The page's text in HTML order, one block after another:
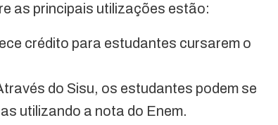
as principais utilizações estão:
crédito para estudantes cursarem o
do Sisu, os estudantes podem se
utilizando a nota do Enem.